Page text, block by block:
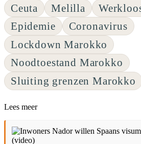
Ceuta Melilla
Epidemie
Coronavirus
Lockdown Marokko
Noodtoestand Marokko
Sluiting grenzen Marokko
Lees meer